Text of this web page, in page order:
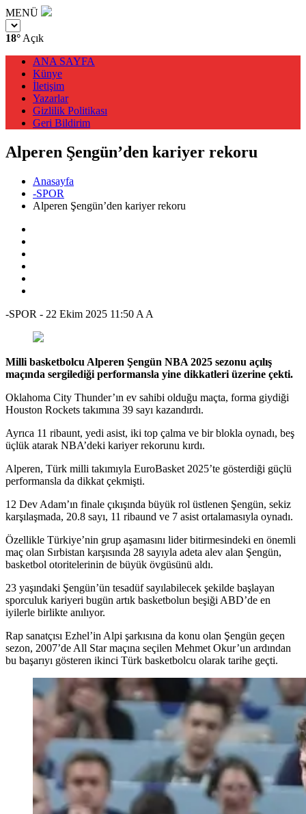
MENÜ
18° Açık
ANA SAYFA
Künye
İletişim
Yazarlar
Gizlilik Politikası
Geri Bildirim
Alperen Şengün’den kariyer rekoru
Anasayfa
-SPOR
Alperen Şengün’den kariyer rekoru
-SPOR - 22 Ekim 2025 11:50 A A
Milli basketbolcu Alperen Şengün NBA 2025 sezonu açılış
maçında sergilediği performansla yine dikkatleri üzerine çekti.
Oklahoma City Thunder’ın ev sahibi olduğu maçta, forma giydiği
Houston Rockets takımına 39 sayı kazandırdı.
Ayrıca 11 ribaunt, yedi asist, iki top çalma ve bir blokla oynadı, beş
üçlük atarak NBA’deki kariyer rekorunu kırdı.
Alperen, Türk milli takımıyla EuroBasket 2025’te gösterdiği güçlü
performansla da dikkat çekmişti.
12 Dev Adam’ın finale çıkışında büyük rol üstlenen Şengün, sekiz
karşılaşmada, 20.8 sayı, 11 ribaund ve 7 asist ortalamasıyla oynadı.
Özellikle Türkiye’nin grup aşamasını lider bitirmesindeki en önemli
maç olan Sırbistan karşısında 28 sayıyla adeta alev alan Şengün,
basketbol otoritelerinin de büyük övgüsünü aldı.
23 yaşındaki Şengün’ün tesadüf sayılabilecek şekilde başlayan
sporculuk kariyeri bugün artık basketbolun beşiği ABD’de en
iyilerle birlikte anılıyor.
Rap sanatçısı Ezhel’in Alpi şarkısına da konu olan Şengün geçen
sezon, 2007’de All Star maçına seçilen Mehmet Okur’un ardından
bu başarıyı gösteren ikinci Türk basketbolcu olarak tarihe geçti.